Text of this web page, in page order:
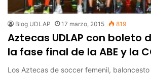
Blog UDLAP 17 marzo, 2015 819
Aztecas UDLAP con boleto
la fase final de la ABE y la
Los Aztecas de soccer femenil,